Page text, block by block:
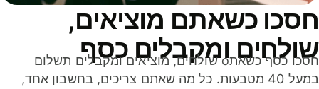
כשאתם מוציאים,
ומקבלים כסף
חסכו כסף כשאתo שולחים, מוציאים ומקבלים תשלום
במעל 40 מטבעות. כל מה שאתם צריכים, בחשבון אחד,